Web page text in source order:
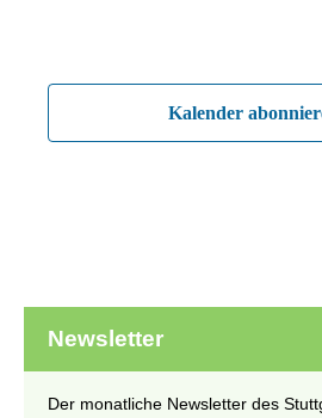
Kalender
Newsletter
Der monatliche Newsletter des